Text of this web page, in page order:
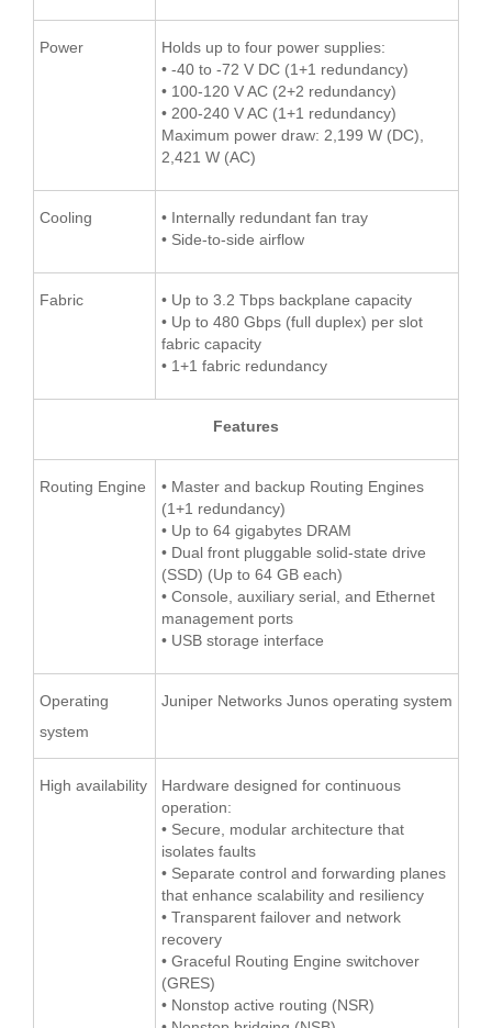
Power
Holds up to four power supplies:
• -40 to -72 V DC (1+1 redundancy)
• 100-120 V AC (2+2 redundancy)
• 200-240 V AC (1+1 redundancy)
Maximum power draw: 2,199 W (DC),
2,421 W (AC)
Cooling
• Internally redundant fan tray
• Side-to-side airflow
Fabric
• Up to 3.2 Tbps backplane capacity
• Up to 480 Gbps (full duplex) per slot
fabric capacity
• 1+1 fabric redundancy
Features
Routing Engine
• Master and backup Routing Engines
(1+1 redundancy)
• Up to 64 gigabytes DRAM
• Dual front pluggable solid-state drive
(SSD) (Up to 64 GB each)
• Console, auxiliary serial, and Ethernet
management ports
• USB storage interface
Operating
system
Juniper Networks Junos operating system
High availability
Hardware designed for continuous
operation:
• Secure, modular architecture that
isolates faults
• Separate control and forwarding planes
that enhance scalability and resiliency
• Transparent failover and network
recovery
• Graceful Routing Engine switchover
(GRES)
• Nonstop active routing (NSR)